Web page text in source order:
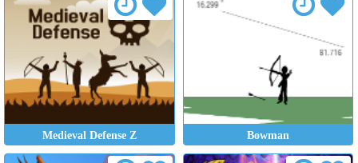
Medieval Defense Z Bowman